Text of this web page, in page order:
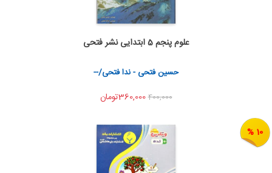
اضافه به سبد خرید
اشتراک گذاری
علوم پنجم 5 ابتدایی نشر فتحی
حسین فتحی - ندا فتحی/--
400,000360,000تومان
10 %